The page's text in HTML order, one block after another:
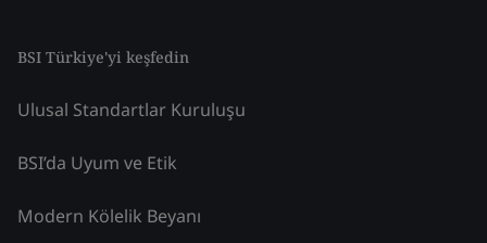
BSI Türkiye'yi keşfedin
Ulusal Standartlar Kuruluşu
BSI’da Uyum ve Etik
Modern Kölelik Beyanı